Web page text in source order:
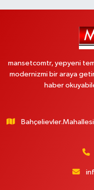
mansetcomtr, yepyeni
modernizmi bir araya
haber